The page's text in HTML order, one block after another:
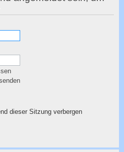
dieser Sitzung verbergen